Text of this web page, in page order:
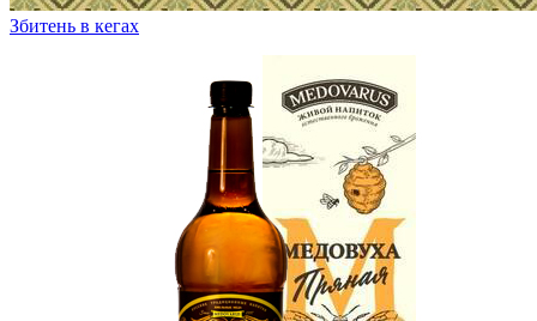
Збитень в кегах